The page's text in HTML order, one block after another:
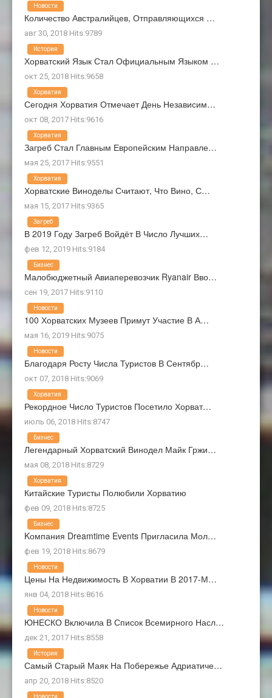
Количество Австралийцев, Отправляющихся …
авг 30, 2018 Hits:9789
Новости
Хорватский Язык Стал Официальным Языком …
окт 25, 2018 Hits:9658
История
Сегодня Хорватия Отмечает День Независим…
окт 08, 2017 Hits:9616
Хорватия
Загреб Стал Главным Европейским Направле…
мая 25, 2017 Hits:9551
Хорватия
Хорватские Виноделы Считают, Что Вино, С…
мая 15, 2017 Hits:9365
Хорватия
В 2019 Году Загреб Войдёт В Число Лучших…
фев 12, 2019 Hits:9184
Загреб
Малобюджетный Авиаперевозчик Ryanair Вво…
сен 19, 2017 Hits:9110
Бизнес
100 Хорватских Музеев Примут Участие В А…
мая 16, 2019 Hits:9075
Новости
Благодаря Росту Числа Туристов В Сентябр…
окт 07, 2018 Hits:9069
Новости
Рекордное Число Туристов Посетило Хорват…
июль 06, 2018 Hits:8747
Хорватия
Легендарный Хорватский Винодел Майк Гржи…
мая 08, 2018 Hits:8729
Бизнес
Китайские Туристы Полюбили Хорватию
фев 09, 2018 Hits:8725
Хорватия
Kомпания Dreamtime Events Пригласила Мол…
фев 19, 2018 Hits:8679
Бизнес
Цены На Недвижимость В Хорватии В 2017-М…
янв 04, 2018 Hits:8616
Новости
ЮНЕСКО Включила В Список Всемирного Насл…
дек 21, 2017 Hits:8558
Новости
Самый Старый Маяк На Побережье Адриатиче…
апр 20, 2018 Hits:8520
История
Новости